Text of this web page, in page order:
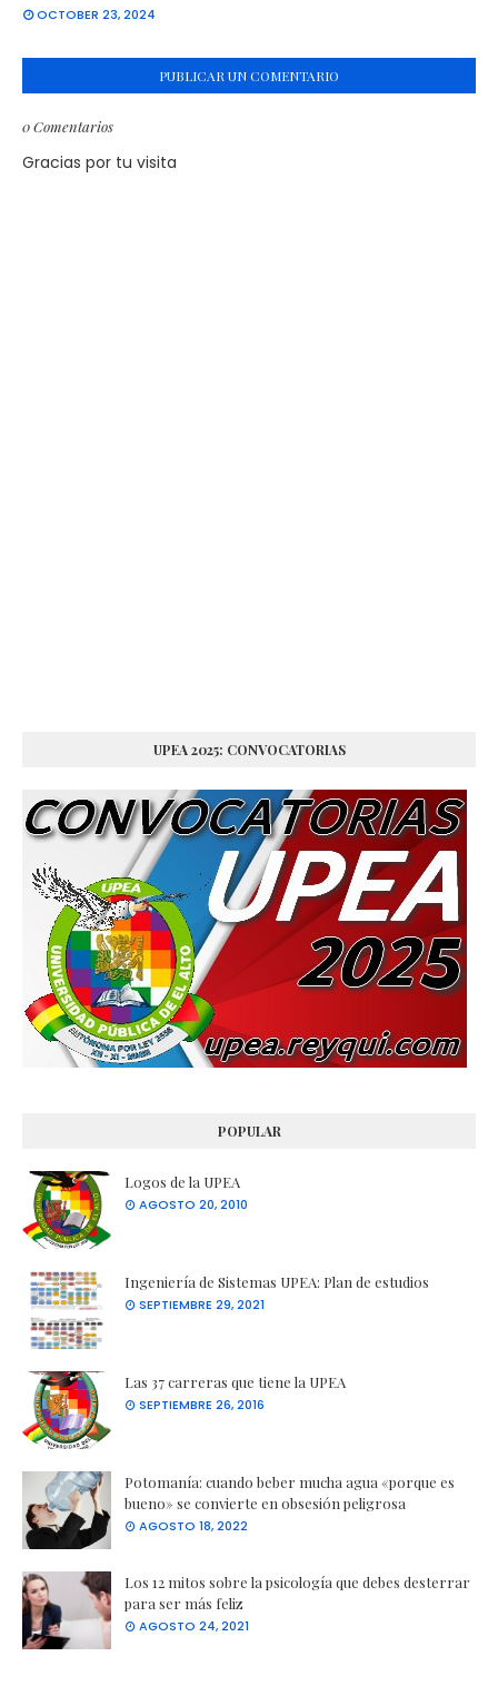
OCTOBER 23, 2024
PUBLICAR UN COMENTARIO
0 Comentarios
Gracias por tu visita
UPEA 2025: CONVOCATORIAS
POPULAR
Logos de la UPEA
AGOSTO 20, 2010
Ingeniería de Sistemas UPEA: Plan de estudios
SEPTIEMBRE 29, 2021
Las 37 carreras que tiene la UPEA
SEPTIEMBRE 26, 2016
Potomanía: cuando beber mucha agua «porque es
bueno» se convierte en obsesión peligrosa
AGOSTO 18, 2022
Los 12 mitos sobre la psicología que debes desterrar
para ser más feliz
AGOSTO 24, 2021